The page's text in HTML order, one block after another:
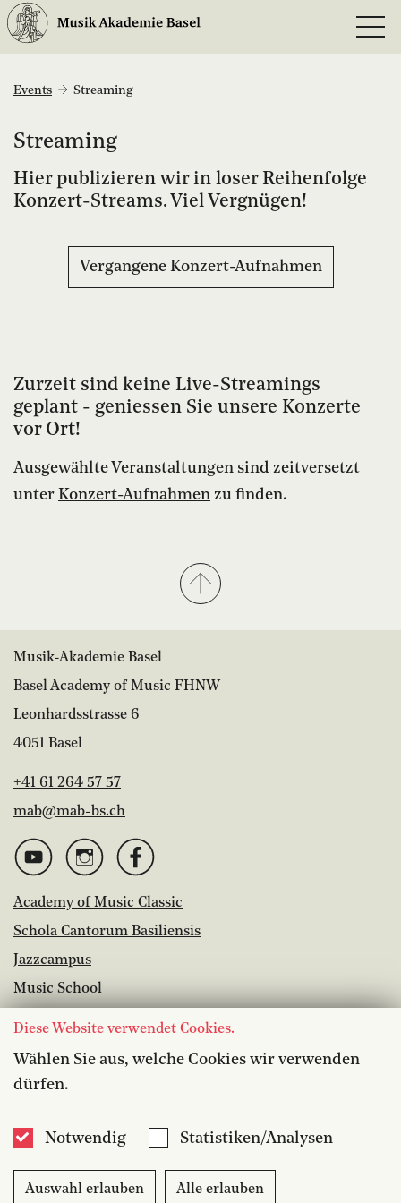
Events Streaming
Streaming
Hier publizieren wir in loser Reihenfolge
Konzert-Streams. Viel Vergnügen!
Vergangene Konzert-Aufnahmen
Zurzeit sind keine Live-Streamings
geplant - geniessen Sie unsere Konzerte
vor Ort!
Ausgewählte Veranstaltungen sind zeitversetzt
unter Konzert-Aufnahmen zu finden.
Musik-Akademie Basel
Basel Academy of Music FHNW
Leonhardsstrasse 6
4051 Basel
+41 61 264 57 57
mab@mab-bs.ch
Academy of Music Classic
Schola Cantorum Basiliensis
Jazzcampus
Music School
Vacancies
Accessibility
Contact
Diese Website verwendet Cookies.
Wählen Sie aus, welche Cookies wir verwenden
dürfen.
Notwendig Statistiken/Analysen
Auswahl erlauben Alle erlauben